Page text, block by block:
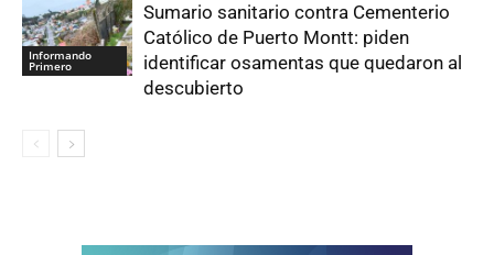
Informando
Primero
Sumario sanitario contra Cementerio
Católico de Puerto Montt: piden
identificar osamentas que quedaron al
descubierto